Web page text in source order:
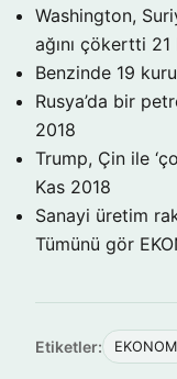
Washington,
ağını çökertti 21
Benzinde 19
Rusya’da bir
2018
Trump, Çin ile
Kas 2018
Sanayi üretim
Tümünü gör
Etiketler: